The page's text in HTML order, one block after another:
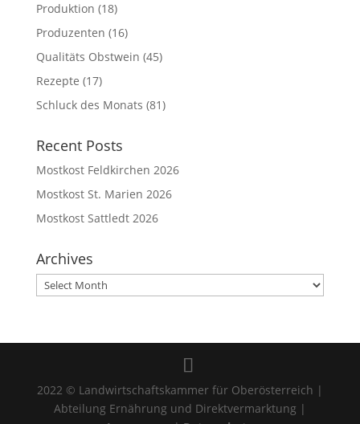
Produktion (18)
Produzenten (16)
Qualitäts Obstwein (45)
Rezepte (17)
Schluck des Monats (81)
Recent Posts
Mostkost Feldkirchen 2026
Mostkost St. Marien 2026
Mostkost Sattledt 2026
Archives
Archives
2022 © Landwirtschaftskammer für Oberösterreich |
Abteilung Ernährung und Direktvermarktung |